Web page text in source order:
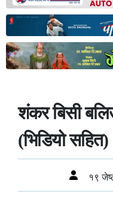
शंकर बिसी
(भिडियो सहित)
१९